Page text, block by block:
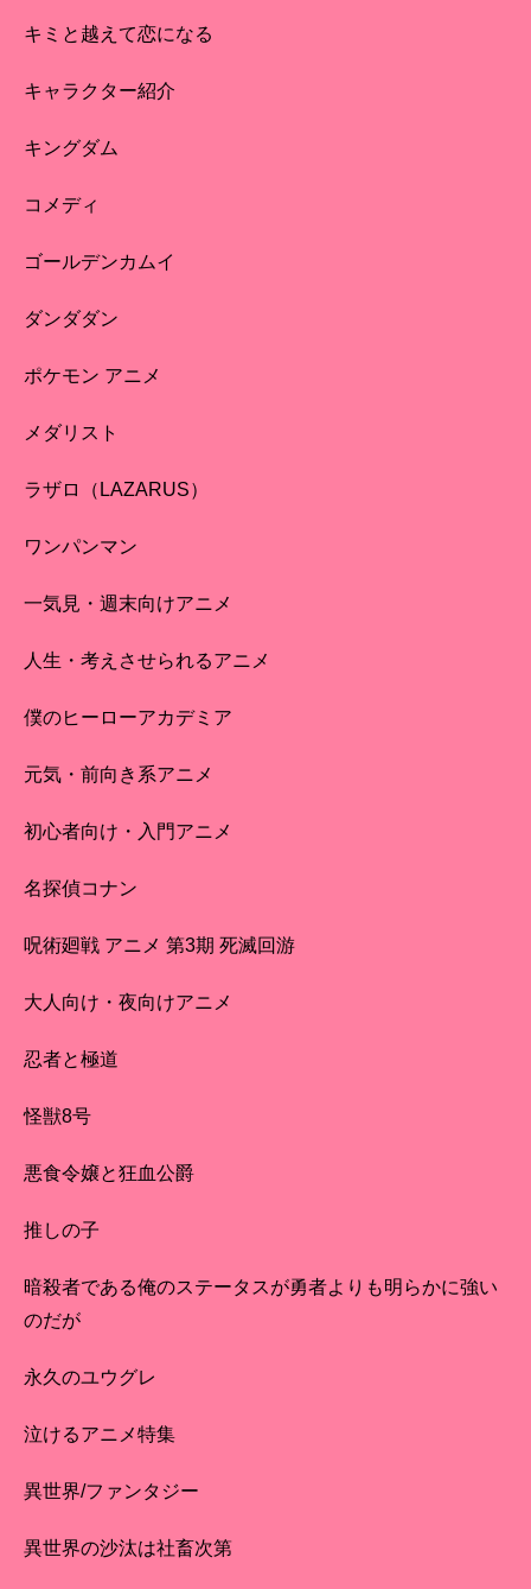
キミと越えて恋になる
キャラクター紹介
キングダム
コメディ
ゴールデンカムイ
ダンダダン
ポケモン アニメ
メダリスト
ラザロ（LAZARUS）
ワンパンマン
一気見・週末向けアニメ
人生・考えさせられるアニメ
僕のヒーローアカデミア
元気・前向き系アニメ
初心者向け・入門アニメ
名探偵コナン
呪術廻戦 アニメ 第3期 死滅回游
大人向け・夜向けアニメ
忍者と極道
怪獣8号
悪食令嬢と狂血公爵
推しの子
暗殺者である俺のステータスが勇者よりも明らかに強い
のだが
永久のユウグレ
泣けるアニメ特集
異世界/ファンタジー
異世界の沙汰は社畜次第